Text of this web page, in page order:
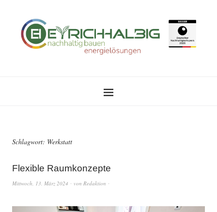
Schlagwort: Werkstatt
Flexible Raumkonzepte
Mittwoch, 13. März 2024 von Redaktion